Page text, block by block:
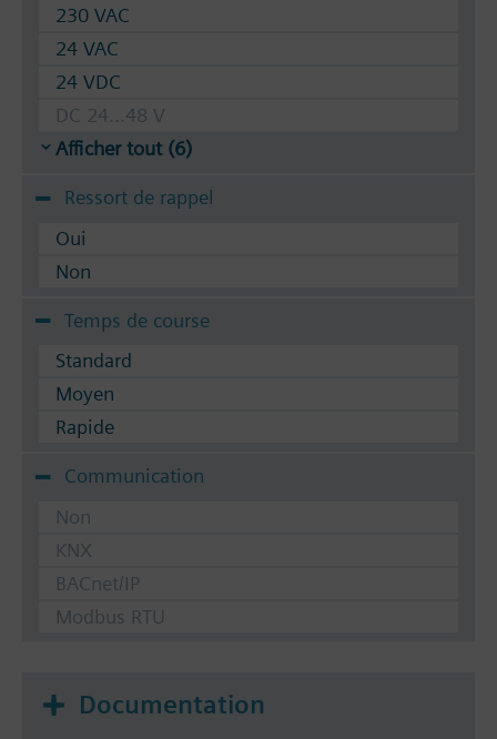
Les vannes peuvent fonctionner avec les
SSA.../STA../RT../REH... / STA.. / STS61.. / RTN..
230 VAC
24 VAC
24 VDC
DC 24...48 V
Afficher tout (6)
Ressort de rappel
Oui
Non
Temps de course
Standard
Moyen
Rapide
Communication
Non
KNX
BACnet/IP
Modbus RTU
Documentation